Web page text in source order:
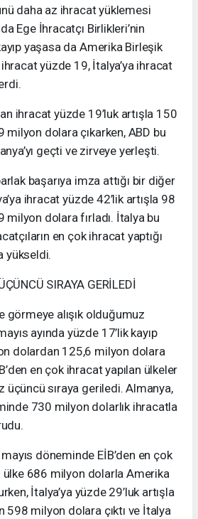
daha az ihracat yüklemesi
Ege İhracatçı Birlikleri’nin
yaşasa da Amerika Birleşik
ihracat yüzde 19, İtalya’ya ihracat
ihracat yüzde 19’luk artışla 150
dolara çıkarken, ABD bu
geçti ve zirveye yerleşti.
başarıya imza attığı bir diğer
ihracat yüzde 42’lik artışla 98
dolara fırladı. İtalya bu
en çok ihracat yaptığı
yükseldi.
SIRAYA GERİLEDİ
görmeye alışık olduğumuz
ayında yüzde 17’lik kayıp
dolardan 125,6 milyon dolara
en çok ihracat yapılan ülkeler
üçüncü sıraya geriledi. Almanya,
730 milyon dolarlık ihracatla
döneminde EİB’den en çok
ülke 686 milyon dolarla Amerika
İtalya’ya yüzde 29’luk artışla
milyon dolara çıktı ve İtalya